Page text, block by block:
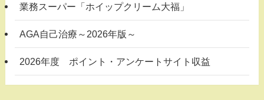
業務スーパー「ホイップクリーム大福」
AGA自己治療～2026年版～
2026年度 ポイント・アンケートサイト収益